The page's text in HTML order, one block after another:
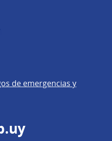
de emergencias y